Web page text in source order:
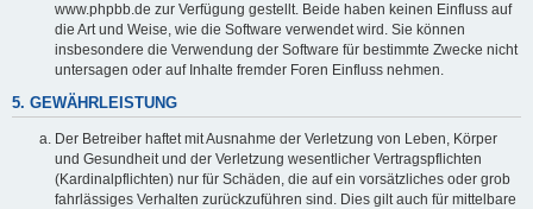
www.phpbb.de zur Verfügung gestellt. Beide haben keinen Einfluss auf
die Art und Weise, wie die Software verwendet wird. Sie können
insbesondere die Verwendung der Software für bestimmte Zwecke nicht
untersagen oder auf Inhalte fremder Foren Einfluss nehmen.
5. GEWÄHRLEISTUNG
Der Betreiber haftet mit Ausnahme der Verletzung von Leben, Körper
und Gesundheit und der Verletzung wesentlicher Vertragspflichten
(Kardinalpflichten) nur für Schäden, die auf ein vorsätzliches oder grob
fahrlässiges Verhalten zurückzuführen sind. Dies gilt auch für mittelbare